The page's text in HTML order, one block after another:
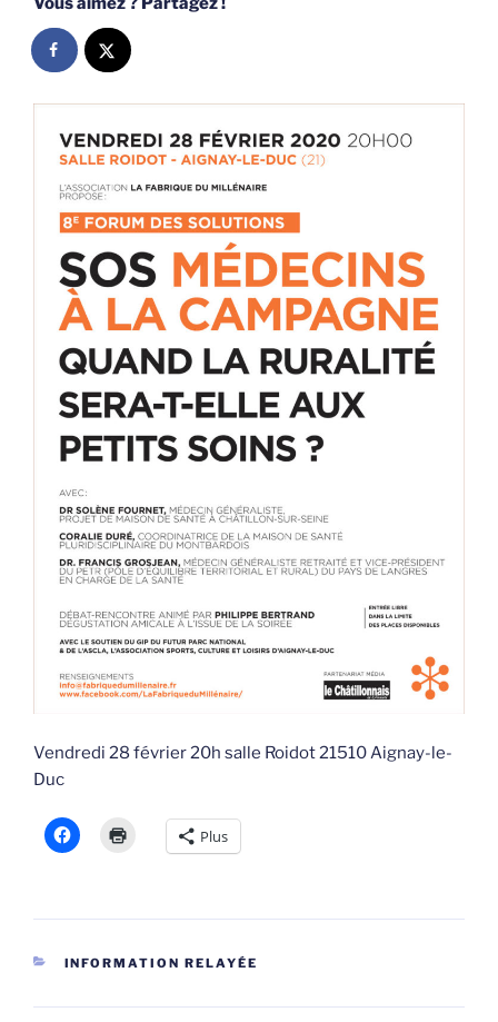
Vendredi 28 février 20h salle Roidot 21510 Aignay-le-
Duc
Plus
CATÉGORIES
INFORMATION RELAYÉE